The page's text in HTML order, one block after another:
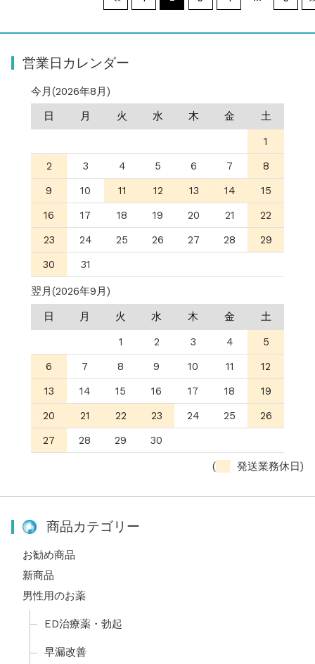
営業日カレンダー
今月(2026年8月)
日
月 火 水 木 金
土
1
2
3 4 5 6 7
8
9
10 11 12 13 14
15
16
17 18 19 20 21
22
23
24 25 26 27 28
29
30
31
翌月(2026年9月)
日
月 火 水 木 金
土
1
2 3 4
5
6
7 8 9 10 11
12
13
14 15 16 17 18
19
20
21 22 23 24 25
26
27
28 29 30
( 発送業務休日)
商品カテゴリー
お勧め商品
新商品
男性用のお薬
ED治療薬・勃起
早漏改善